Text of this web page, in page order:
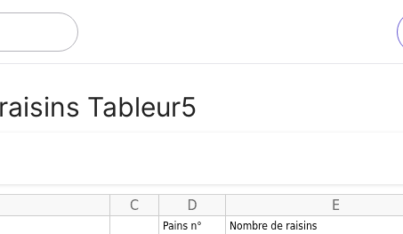
Tableur5